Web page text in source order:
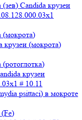
Candida крузеи
(мокрота)
крузеи (мокрота)
крузеи
# 10.11
psittaci) в мокроте